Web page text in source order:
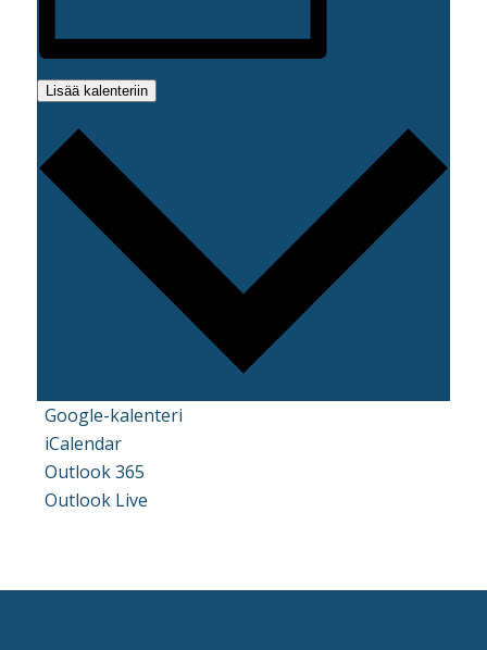
Lisää kalenteriin
Google-kalenteri
iCalendar
Outlook 365
Outlook Live